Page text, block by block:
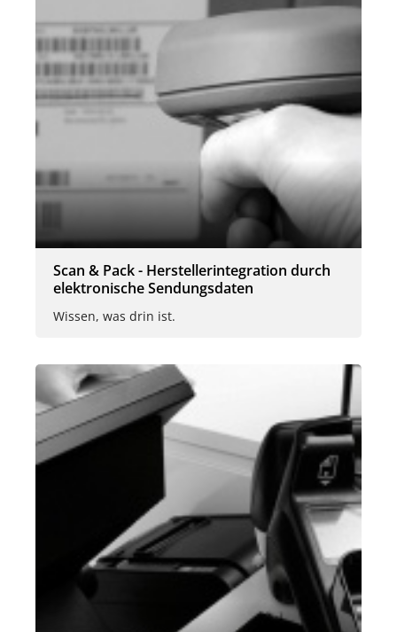
Scan & Pack - Herstellerintegration durch
elektronische Sendungsdaten
Wissen, was drin ist.